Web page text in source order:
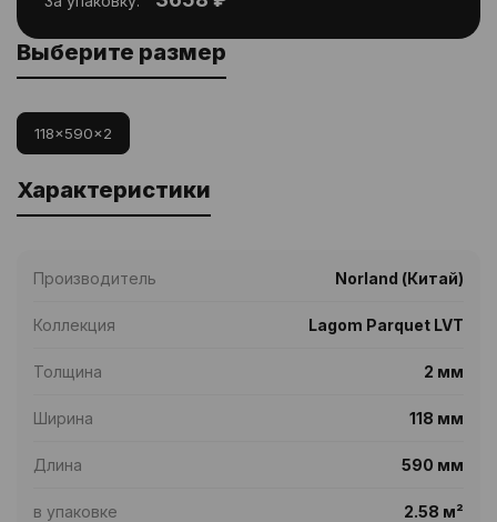
Выберите размер
118x590x2
Характеристики
Производитель Norland (Китай)
Коллекция Lagom Parquet LVT
Толщина 2 мм
Ширина 118 мм
Длина 590 мм
в упаковке 2.58 м²